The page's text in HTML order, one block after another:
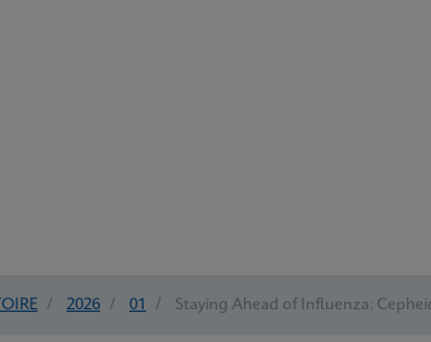
/ 2026 / 01 / Staying Ahead of Influenza: